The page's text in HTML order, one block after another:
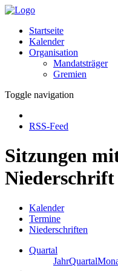
Startseite
Kalender
Organisation
Mandatsträger
Gremien
Toggle navigation
RSS-Feed
Sitzungen
Niederschrift
Kalender
Termine
Niederschriften
Quartal
JahrQuartal